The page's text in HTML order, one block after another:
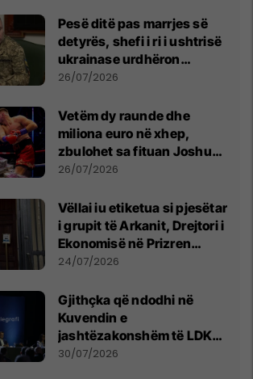
Pesë ditë pas marrjes së
detyrës, shefi i ri i ushtrisë
ukrainase urdhëron
kontroll të madh
26/07/2026
Vetëm dy raunde dhe
miliona euro në xhep,
zbulohet sa fituan Joshua
e Prenga
26/07/2026
Vëllai iu etiketua si pjesëtar
i grupit të Arkanit, Drejtori i
Ekonomisë në Prizren
mohon pretendimet
24/07/2026
Gjithçka që ndodhi në
Kuvendin e
jashtëzakonshëm të LDK-
së
30/07/2026